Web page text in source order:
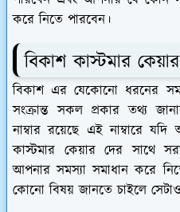
করে নিতে পারবেন।
বিকাশ কাস্টমার কেয়ার
বিকাশ এর যেকোনো ধরনের
সংক্রান্ত সকল প্রকার তথ্য
নাম্বার রয়েছে এই নাম্বারে
কাস্টমার কেয়ার দের সাথে
আপনার সমস্যা সমাধান করে
কোনো বিষয় জানতে চাইলে